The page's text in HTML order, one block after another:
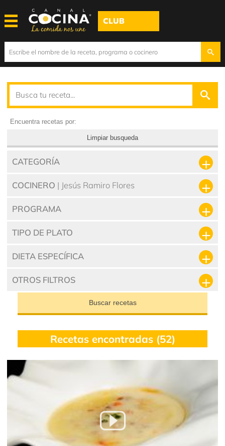
CLUB
Encuentra recetas por:
Limpiar busqueda
CATEGORÍA
COCINERO | Jesús Ramiro Flores
PROGRAMA
TIPO DE PLATO
DIETA ESPECÍFICA
OTROS FILTROS
Buscar recetas
Recetas encontradas (52)